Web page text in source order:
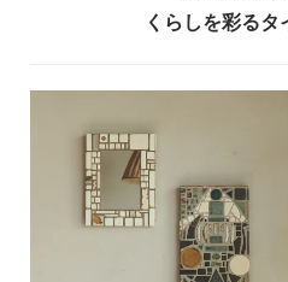
くらしを彩るタ